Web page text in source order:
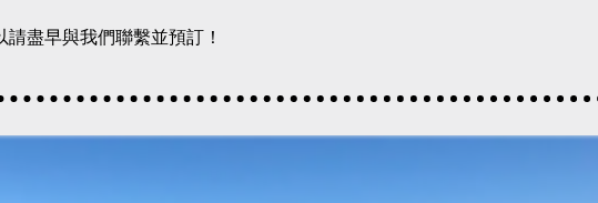
盡早與我們聯繫並預訂！